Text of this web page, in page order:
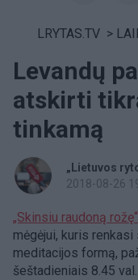
LRYTAS.TV >
Levandų
atskirti
tinkamą
„Lietuvos
2018-08-26
„Skinsiu raudoną rožę“
mėgėjui, kuris
meditacijos formą,
šeštadieniais 8.45